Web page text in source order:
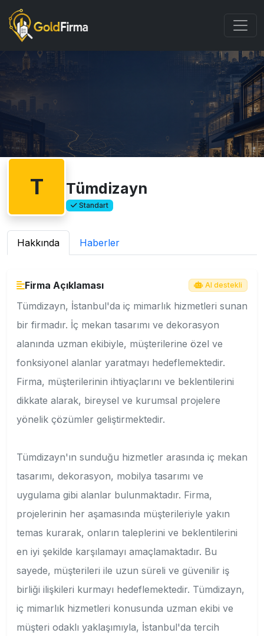
T Tümdizayn
Standart
Hakkında Haberler
Firma Açıklaması AI destekli
Tümdizayn, İstanbul'da iç mimarlık hizmetleri sunan
bir firmadır. İç mekan tasarımı ve dekorasyon
alanında uzman ekibiyle, müşterilerine özel ve
fonksiyonel alanlar yaratmayı hedeflemektedir.
Firma, müşterilerinin ihtiyaçlarını ve beklentilerini
dikkate alarak, bireysel ve kurumsal projelere
yönelik çözümler geliştirmektedir.
Tümdizayn'ın sunduğu hizmetler arasında iç mekan
tasarımı, dekorasyon, mobilya tasarımı ve
uygulama gibi alanlar bulunmaktadır. Firma,
projelerinin her aşamasında müşterileriyle yakın
temas kurarak, onların taleplerini ve beklentilerini
en iyi şekilde karşılamayı amaçlamaktadır. Bu
sayede, müşterileri ile uzun süreli ve güvenilir iş
birliği ilişkileri kurmayı hedeflemektedir. Tümdizayn,
iç mimarlık hizmetleri konusunda uzman ekibi ve
müşteri odaklı yaklaşımıyla, İstanbul'da tercih